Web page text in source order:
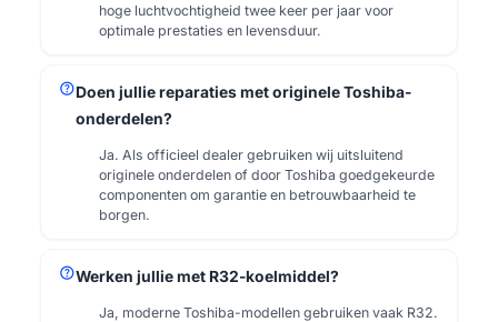
hoge luchtvochtigheid twee keer per jaar voor
optimale prestaties en levensduur.
helpDoen jullie reparaties met originele Toshiba-
onderdelen?
Ja. Als officieel dealer gebruiken wij uitsluitend
originele onderdelen of door Toshiba goedgekeurde
componenten om garantie en betrouwbaarheid te
borgen.
helpWerken jullie met R32-koelmiddel?
Ja, moderne Toshiba-modellen gebruiken vaak R32.